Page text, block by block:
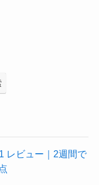
レビュー｜2週間で